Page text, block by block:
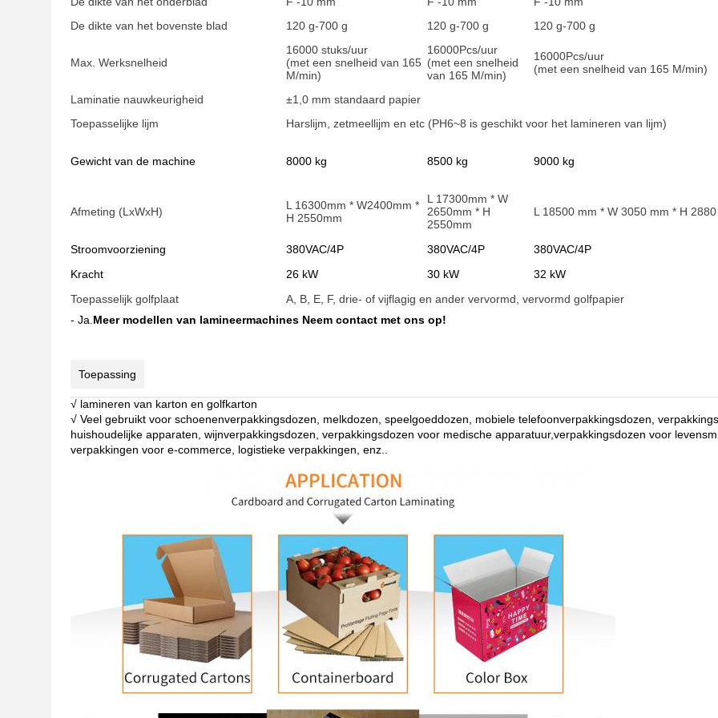
De dikte van het bovenste blad
120 g-700 g 120 g-700 g 120 g-700 g
Max. Werksnelheid
16000 stuks/uur
(met een snelheid van 165
M/min)
16000Pcs/uur
(met een snelheid
van 165 M/min)
16000Pcs/uur
(met een snelheid van 165 M/min)
Laminatie nauwkeurigheid
±1,0 mm standaard papier
Toepasselijke lijm
Harslijm, zetmeellijm en etc (PH6~8 is geschikt voor het lamineren van lijm)
Gewicht van de machine 8000 kg 8500 kg 9000 kg
Afmeting (LxWxH)
L 16300mm * W2400mm *
H 2550mm
L 17300mm * W
2650mm * H
2550mm
L 18500 mm * W 3050 mm * H
Stroomvoorziening 380VAC/4P 380VAC/4P
380VAC/4P
Kracht
26 kW 30 kW
32 kW
Toepasselijk golfplaat
A, B, E, F, drie- of vijflagig en ander vervormd, vervormd golfpapier
- Ja. Meer modellen van lamineermachines Neem contact met ons op!
Toepassing
√ lamineren van karton en golfkarton
√ Veel gebruikt voor schoenenverpakkingsdozen, melkdozen, speelgoeddozen, mobiele telefoonverpakkingsdozen,
huishoudelijke apparaten, wijnverpakkingsdozen, verpakkingsdozen voor medische apparatuur,verpakkingsdozen voor
verpakkingen voor e-commerce, logistieke verpakkingen, enz.